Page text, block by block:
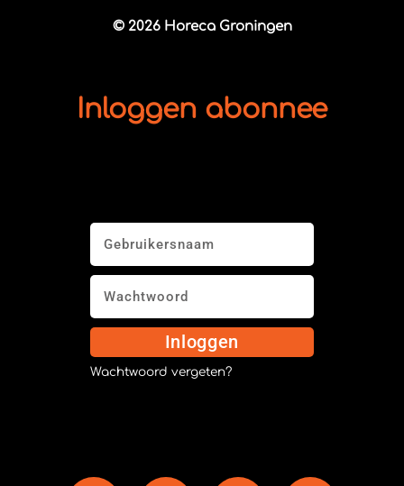
© 2026 Horeca Groningen
Inloggen abonnee
Inloggen
Wachtwoord vergeten?